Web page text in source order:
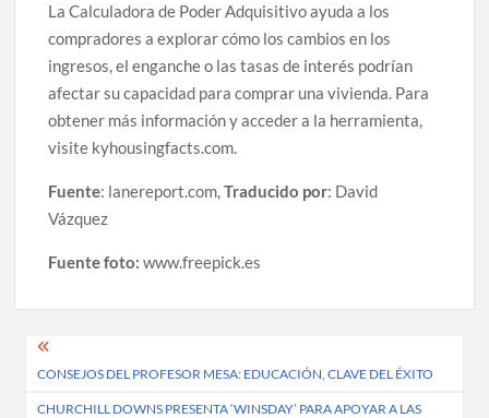
La Calculadora de Poder Adquisitivo ayuda a los
compradores a explorar cómo los cambios en los
ingresos, el enganche o las tasas de interés podrían
afectar su capacidad para comprar una vivienda. Para
obtener más información y acceder a la herramienta,
visite kyhousingfacts.com.
Fuente: lanereport.com,Traducido por: David
Vázquez
Fuente foto:www.freepick.es
Post
navigation
CONSEJOS DEL PROFESOR MESA: EDUCACIÓN, CLAVE DEL ÉXITO
CHURCHILL DOWNS PRESENTA ‘WINSDAY’ PARA APOYAR A LAS